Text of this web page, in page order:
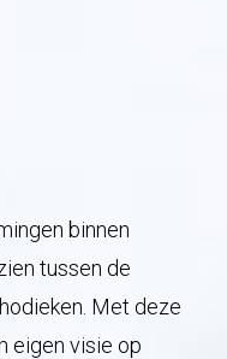
binnen
tussen de
Met deze
eigen visie op